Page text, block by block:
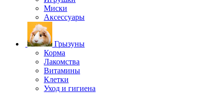
Миски
Аксессуары
Грызуны
Корма
Лакомства
Витамины
Клетки
Уход и гигиена